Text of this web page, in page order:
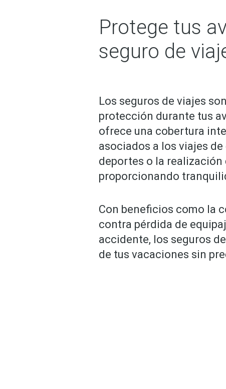
Protege tus
seguro de
Los seguros de viajes
protección durante tus
ofrece una cobertura
asociados a los viajes
deportes o la realización
proporcionando
Con beneficios como la
contra pérdida de
accidente, los seguros
de tus vacaciones sin